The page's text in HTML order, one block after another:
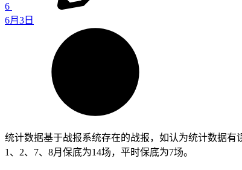
6
6月3日
统计数据基于战报系统存在的战报，如认为统计数据有
1、2、7、8月保底为14场，平时保底为7场。